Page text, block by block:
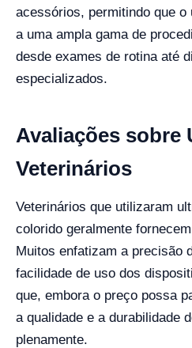
acessórios, permitindo que
a uma ampla gama de
desde exames de rotina até
especializados.
Avaliações sobre
Veterinários
Veterinários que utilizaram
colorido geralmente
Muitos enfatizam a precisão
facilidade de uso dos
que, embora o preço possa
a qualidade e a durabilidade
plenamente.